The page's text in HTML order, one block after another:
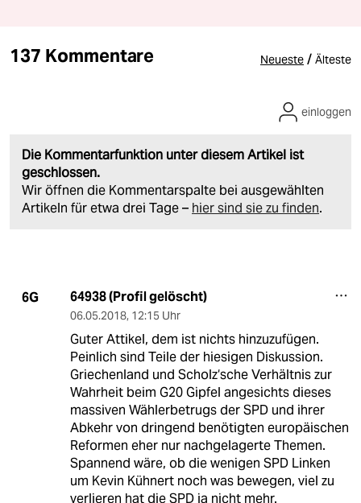
137 Kommentare Neueste / Älteste
Die Kommentarfunktion unter diesem Artikel ist
geschlossen.
Wir öffnen die Kommentarspalte bei ausgewählten
Artikeln für etwa drei Tage – hier sind sie zu finden.
einloggen
6G 64938 (Profil gelöscht)
06.05.2018, 12:15 Uhr
Guter Attikel, dem ist nichts hinzuzufügen.
Peinlich sind Teile der hiesigen Diskussion.
Griechenland und Scholz‘sche Verhältnis zur
Wahrheit beim G20 Gipfel angesichts dieses
massiven Wählerbetrugs der SPD und ihrer
Abkehr von dringend benötigten europäischen
Reformen eher nur nachgelagerte Themen.
Spannend wäre, ob die wenigen SPD Linken
um Kevin Kühnert noch was bewegen, viel zu
verlieren hat die SPD ja nicht mehr.